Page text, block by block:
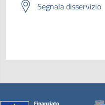
Segnala disservizio